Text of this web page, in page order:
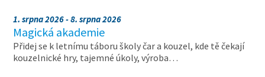
1. srpna 2026 - 8. srpna 2026
Magická akademie
Přidej se k letnímu táboru školy čar a kouzel, kde tě čekají
kouzelnické hry, tajemné úkoly, výroba…